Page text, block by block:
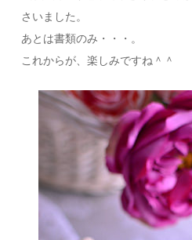
さいました。
あとは書類のみ・・・。
これからが、楽しみですね＾＾